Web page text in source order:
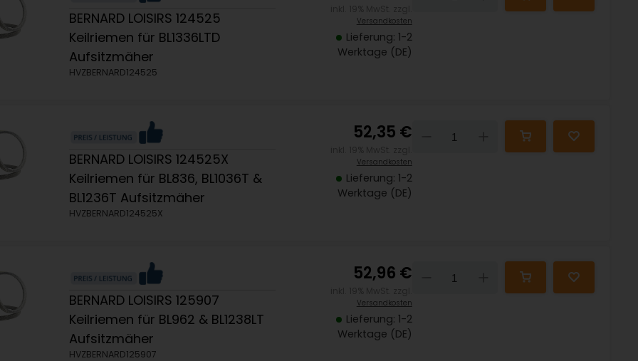
BERNARD LOISIRS 124525
Keilriemen für BL1336LTD
Aufsitzmäher
HVZBERNARD124525
Versandkosten
Lieferung: 1-2
Werktage (DE)
BERNARD LOISIRS 124525X
Keilriemen für BL836, BL1036T &
BL1236T Aufsitzmäher
HVZBERNARD124525X
52,35 €
Versandkosten
Lieferung: 1-2
Werktage (DE)
Down
BERNARD LOISIRS 125907
Keilriemen für BL962 & BL1238LT
Aufsitzmäher
HVZBERNARD125907
52,96 €
Versandkosten
Lieferung: 1-2
Werktage (DE)
Down